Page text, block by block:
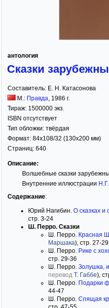
антология
Сказки
Составитель: Е. Н. Катасонова
М.: Правда, 1986 г.
Тираж: 1500000 экз.
ISBN отсутствует
Тип обложки: твёрдая
Формат: 84x108/32 (130x200 мм)
Страниц: 640
Описание:
Волшебные сказки
Внутренние иллюстрации
Содержание:
Юрий Нагибин. О сказках и
стр. 3-24
Ш. Перро. Сказки
Ш. Перро. Красная
Маршака), стр. 27-29
Ш. Перро. Рике с
стр. 29-36
Ш. Перро. Золушка,
перевод Т. Габбе),
Ш. Перро. Подарки
44-47
Ш. Перро. Спящая